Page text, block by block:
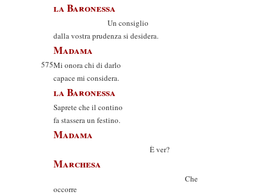
la Baronessa
Un consiglio
dalla vostra prudenza si desidera.
Madama
575Mi onora chi di darlo
capace mi considera.
la Baronessa
Saprete che il contino
fa stassera un festino.
Madama
È ver?
Marchesa
Che
occorre